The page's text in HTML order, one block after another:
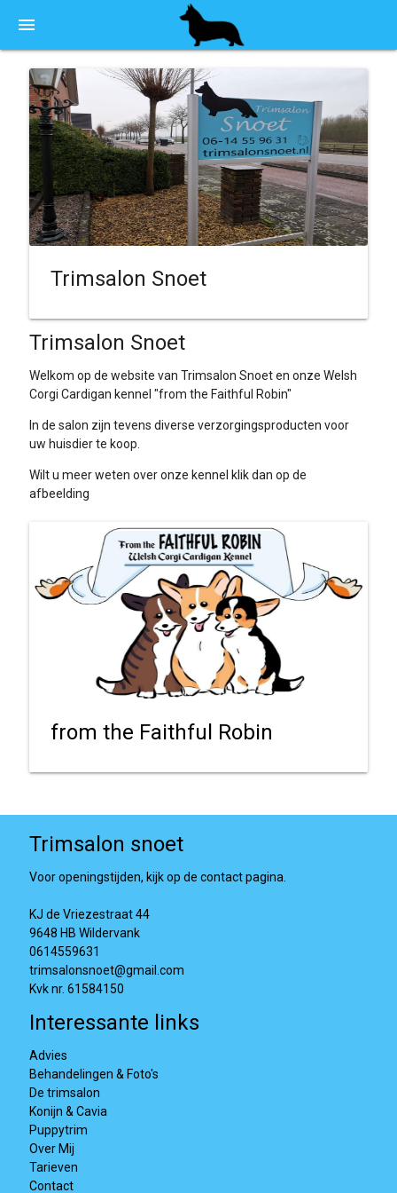
menu
Trimsalon Snoet
Trimsalon Snoet
Welkom op de website van Trimsalon Snoet en onze Welsh
Corgi Cardigan kennel "from the Faithful Robin"
In de salon zijn tevens diverse verzorgingsproducten voor
uw huisdier te koop.
Wilt u meer weten over onze kennel klik dan op de
afbeelding
from the Faithful Robin
Trimsalon snoet
Voor openingstijden, kijk op de contact pagina.
KJ de Vriezestraat 44
9648 HB Wildervank
0614559631
trimsalonsnoet@gmail.com
Kvk nr. 61584150
Interessante links
Advies
Behandelingen & Foto's
De trimsalon
Konijn & Cavia
Puppytrim
Over Mij
Tarieven
Contact